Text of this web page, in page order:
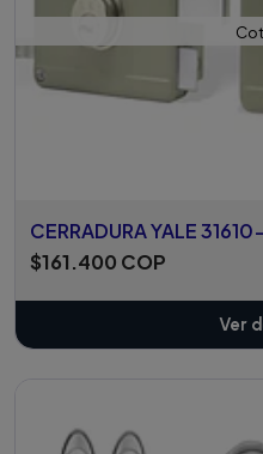
CERRADURA YALE
$161.400 COP
Ver